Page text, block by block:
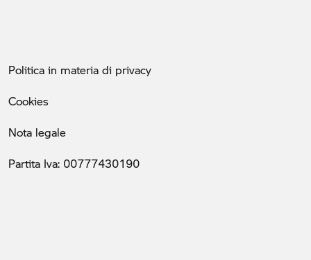
Politica in materia di privacy
Cookies
Nota legale
Partita Iva: 00777430190